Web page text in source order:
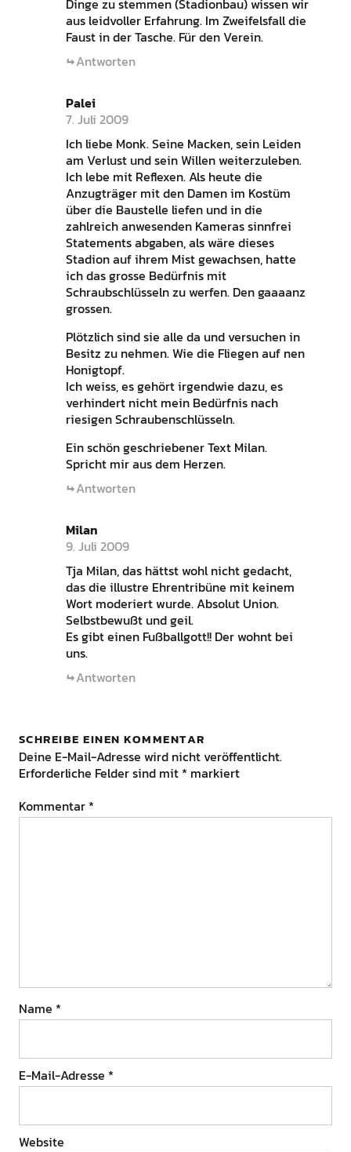
Dinge zu stemmen (Stadionbau) wissen wir
aus leidvoller Erfahrung. Im Zweifelsfall die
Faust in der Tasche. Für den Verein.
Antworten
Palei
7. Juli 2009
Ich liebe Monk. Seine Macken, sein Leiden
am Verlust und sein Willen weiterzuleben.
Ich lebe mit Reflexen. Als heute die
Anzugträger mit den Damen im Kostüm
über die Baustelle liefen und in die
zahlreich anwesenden Kameras sinnfrei
Statements abgaben, als wäre dieses
Stadion auf ihrem Mist gewachsen, hatte
ich das grosse Bedürfnis mit
Schraubschlüsseln zu werfen. Den gaaaanz
grossen.
Plötzlich sind sie alle da und versuchen in
Besitz zu nehmen. Wie die Fliegen auf nen
Honigtopf.
Ich weiss, es gehört irgendwie dazu, es
verhindert nicht mein Bedürfnis nach
riesigen Schraubenschlüsseln.
Ein schön geschriebener Text Milan.
Spricht mir aus dem Herzen.
Antworten
Milan
9. Juli 2009
Tja Milan, das hättst wohl nicht gedacht,
das die illustre Ehrentribüne mit keinem
Wort moderiert wurde. Absolut Union.
Selbstbewußt und geil.
Es gibt einen Fußballgott!! Der wohnt bei
uns.
Antworten
SCHREIBE EINEN KOMMENTAR
Deine E-Mail-Adresse wird nicht veröffentlicht.
Erforderliche Felder sind mit * markiert
Kommentar *
Name *
E-Mail-Adresse *
Website